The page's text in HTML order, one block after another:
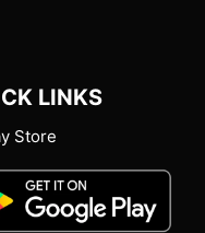
LINKS
Store